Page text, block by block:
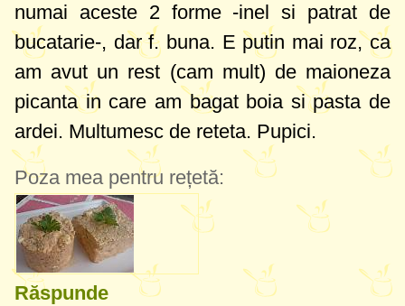
numai aceste 2 forme -inel si patrat de
bucatarie-, dar f. buna. E putin mai roz, ca
am avut un rest (cam mult) de maioneza
picanta in care am bagat boia si pasta de
ardei. Multumesc de reteta. Pupici.
Poza mea pentru rețetă:
Răspunde